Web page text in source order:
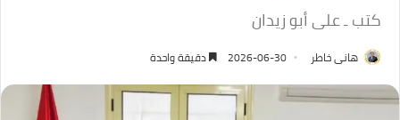
كتب ـ على أبو زيدان
هانى خاطر 2026-06-30 دقيقة واحدة